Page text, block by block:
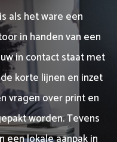
als het ware een
in handen van een
in contact staat met
korte lijnen en inzet
vragen over print en
worden. Tevens